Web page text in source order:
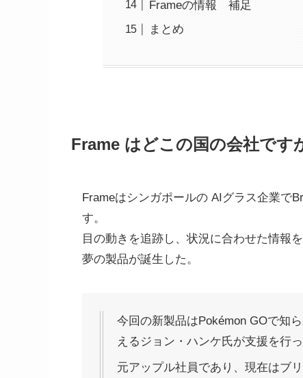
Frameの情報 補足
まとめ
Frame はどこの国の会社です
Frameはシンガポールの AIグラス企業で
す。
目の動きを追跡し、状況に合わせた情報
夢の製品が誕生した。
今回の新製品はPokémon GOで知
えるジョン・ハンケ氏が支援を行っ
元アップル社員であり、現在はブ